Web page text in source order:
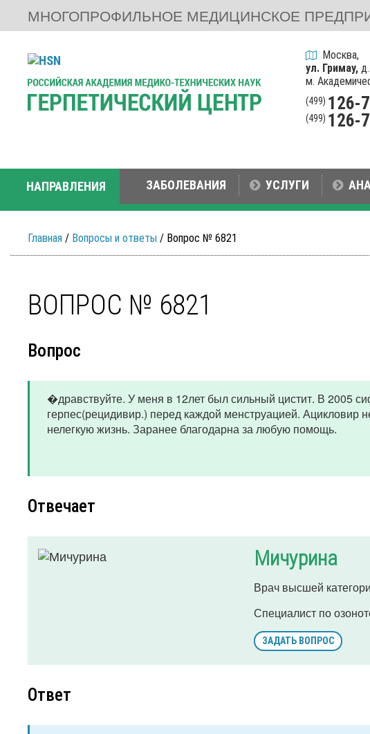
МНОГОПРОФИЛЬНОЕ МЕДИЦИНСКОЕ
Москва,
ул. Гримау,д.
м.
(499) 126-
(499) 126-
НАПРАВЛЕНИЯ ЗАБОЛЕВАНИЯ УСЛУГИ
Главная / Вопросы и ответы / Вопрос № 6821
ВОПРОС № 6821
Вопрос
�дравствуйте. У меня в 12лет был сильный цистит. В 2005
герпес(рецидивир.) перед каждой менструацией. Ацикловир
нелегкую жизнь. Заранее благодарна за любую помощь.
Отвечает
Мичурина
Врач высшей
Специалист по
ЗАДАТЬ ВОПРОС
Ответ